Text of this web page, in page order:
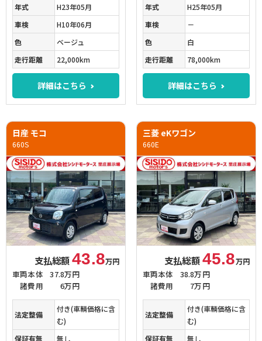
年式
H23年05月
車検
H10年06月
色
ベージュ
走行距離
22,000km
詳細はこちら
年式
H25年05月
車検
－
色
白
走行距離
78,000km
詳細はこちら
日産 モコ
660S
支払総額43.8万円
車両本体
37.8万円
諸費用
6万円
法定整備
付き(車輌価格に含
む)
保証有無
無し
三菱 eKワゴン
660E
支払総額45.8万円
車両本体
38.8万円
諸費用
7万円
法定整備
付き(車輌価格に含
む)
保証有無
無し